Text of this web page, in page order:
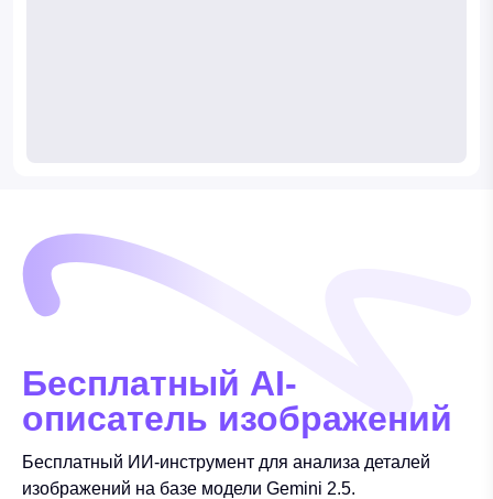
Бесплатный AI-
описатель изображений
Бесплатный ИИ-инструмент для анализа деталей
изображений на базе модели Gemini 2.5.